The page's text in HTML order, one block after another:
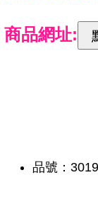
商品網址:
品號：